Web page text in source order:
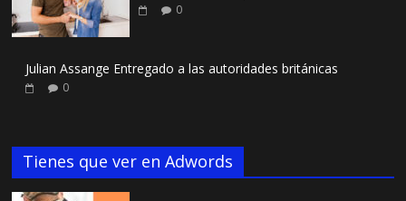
0
Julian Assange Entregado a las autoridades británicas
0
Tienes que ver en Adwords